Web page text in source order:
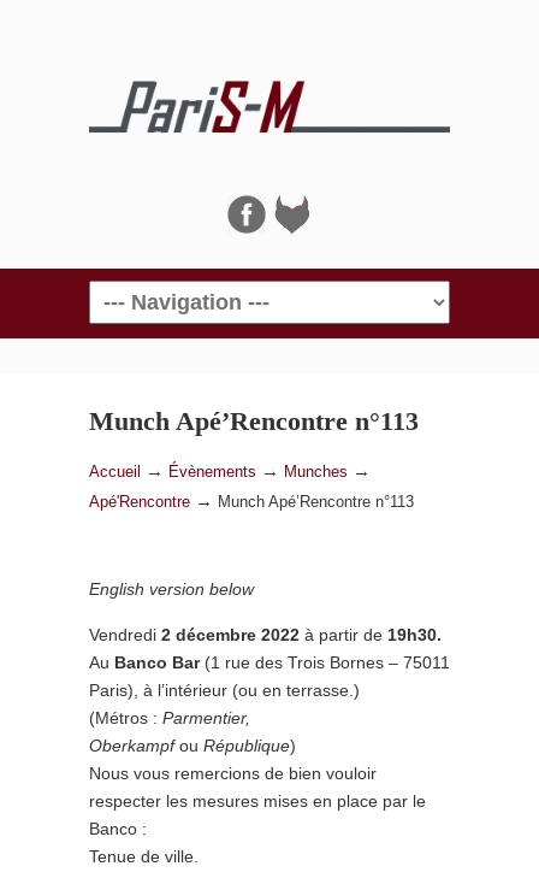
Navigation
Munch Apé’Rencontre n°113
Accueil → Évènements → Munches →
Apé'Rencontre → Munch Apé’Rencontre n°113
English version below
Vendredi 2 décembre 2022 à partir de 19h30.
Au Banco Bar(1 rue des Trois Bornes – 75011
Paris), à l’intérieur (ou en terrasse.)
(Métros : Parmentier,
Oberkampfou République)
Nous vous remercions de bien vouloir
respecter les mesures mises en place par le
Banco :
Tenue de ville.